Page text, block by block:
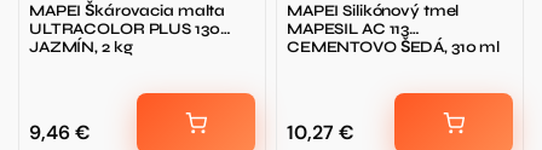
MAPEI Škárovacia malta
ULTRACOLOR PLUS 130
JAZMÍN, 2 kg
9,46€
MAPEI Silikónový tmel
MAPESIL AC 113
CEMENTOVO ŠEDÁ, 310 ml
10,27 €